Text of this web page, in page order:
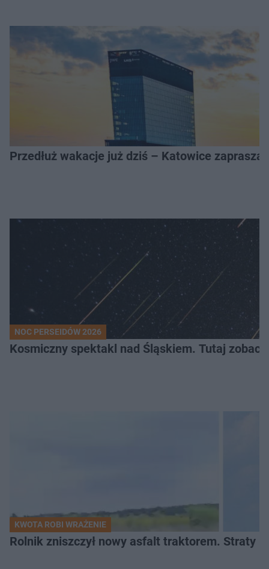
Przedłuż wakacje już dziś – Katowice
NOC PERSEIDÓW 2026
Kosmiczny spektakl nad Śląskiem. Tutaj
KWOTA ROBI WRAŻENIE
Rolnik zniszczył nowy asfalt traktorem. Straty